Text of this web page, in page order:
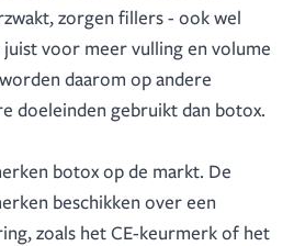
zorgen fillers - ook wel
voor meer vulling en volume
daarom op andere
doeleinden gebruikt dan botox.
botox op de markt. De
beschikken over een
zoals het CE-keurmerk of het